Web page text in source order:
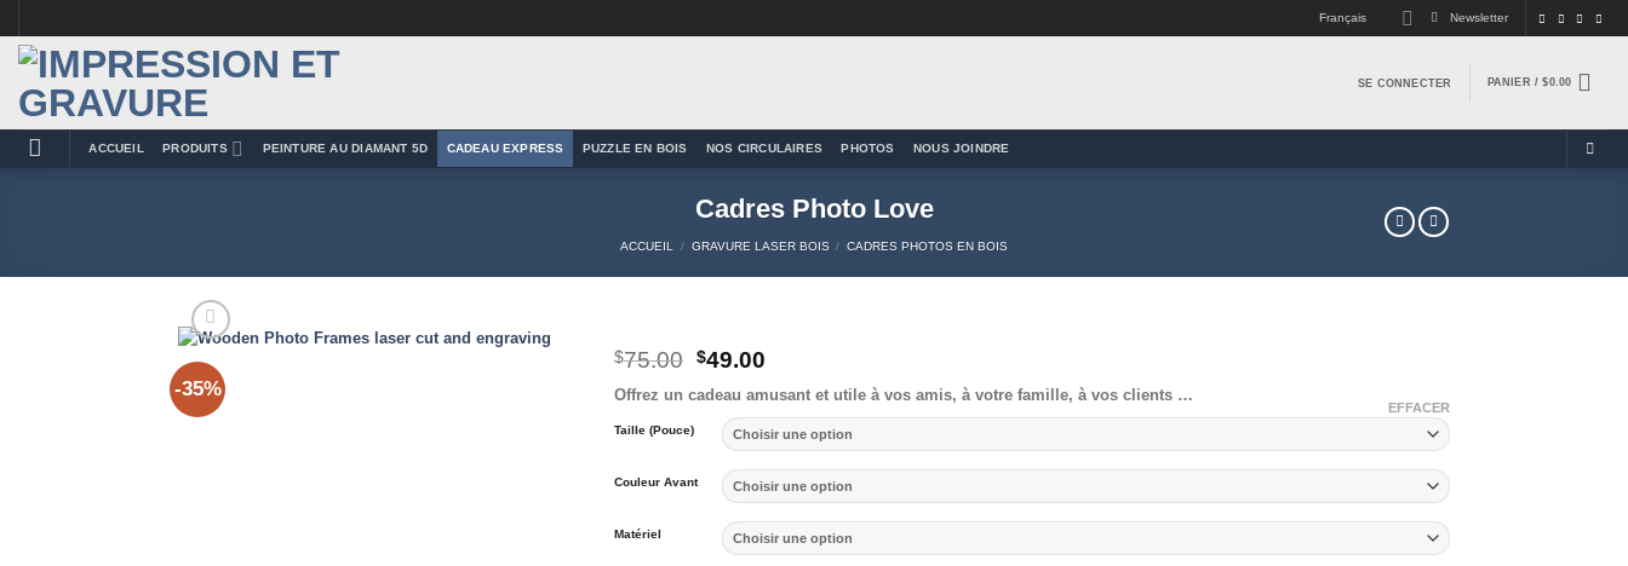
au
contenu
Français Newsletter
SE CONNECTER PANIER /$0.00
ACCUEIL PRODUITS PEINTURE AU DIAMANT 5D CADEAU EXPRESS PUZZLE EN BOIS NOS CIRCULAIRES PHOTOS NOUS JOINDRE
Cadres Photo Love
ACCUEIL / GRAVURE LASER BOIS / CADRES PHOTOS EN BOIS
-35%
$75.00 Le
prix
initial
était :
$75.00.
$49.00Le
actuel
est :
$49.00.
Offrez un cadeau amusant et utile à vos amis, à votre famille, à vos clients …
Taille (Pouce)
Couleur Avant
Matériel
EFFACER